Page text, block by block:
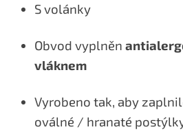
S volánky
Obvod vyplněn
vláknem
Vyrobeno tak, aby
oválné / hranaté